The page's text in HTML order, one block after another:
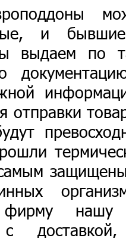
и
выдаем по
фирму нашу
с